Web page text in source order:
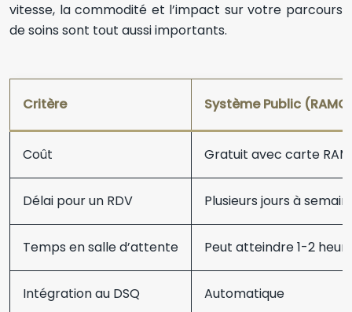
vitesse, la commodité et l’impact sur votre parcours
de soins sont tout aussi importants.
Critère Système Public
Coût Gratuit avec carte
Délai pour un RDV Plusieurs jours à
Temps en salle d’attente Peut atteindre 1-2
Intégration au DSQ Automatique